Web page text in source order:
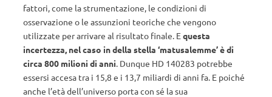
fattori, come la strumentazione, le condizioni di
osservazione o le assunzioni teoriche che vengono
utilizzate per arrivare al risultato finale. Equesta
incertezza, nel caso in della stella ‘matusalemme’ è di
circa 800 milioni di anni. Dunque HD 140283 potrebbe
essersi accesa tra i 15,8 e i 13,7 miliardi di anni fa. E poiché
anche l’età dell’universo porta con sé la sua